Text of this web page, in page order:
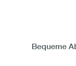
Bequeme